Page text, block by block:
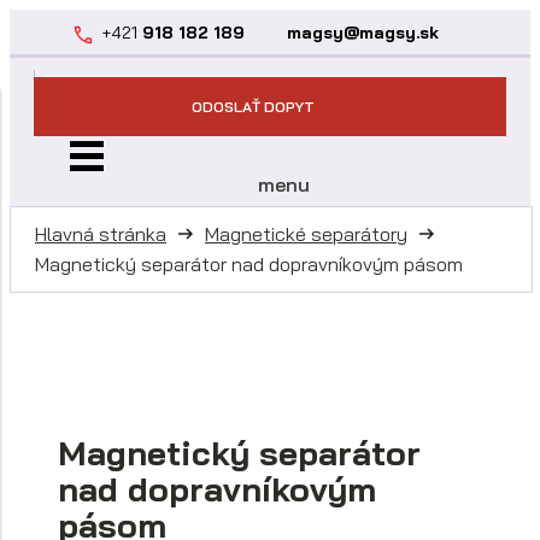
+421 918 182 189 magsy@magsy.sk
ODOSLAŤ DOPYT
menu
Hlavná stránka
Magnetické separátory
Magnetický separátor nad dopravníkovým pásom
Magnetický separátor
nad dopravníkovým
pásom